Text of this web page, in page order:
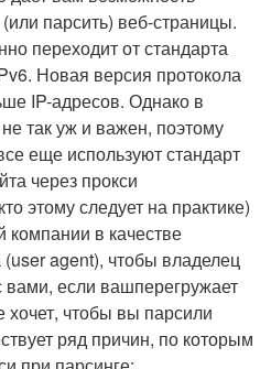
парсить) веб-страницы.
переходит от стандарта
Новая версия протокола
IP-адресов. Однако в
так уж и важен, поэтому
еще используют стандарт
через прокси
этому следует на практике)
компании в качестве
(user agent), чтобы владелец
вами, если вашперегружает
хочет, чтобы вы парсили
ряд причин, по которым